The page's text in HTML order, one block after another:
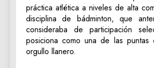
práctica atlética a niveles de alta
disciplina de bádminton, que
consideraba de participación
posiciona como una de las puntas
orgullo llanero.